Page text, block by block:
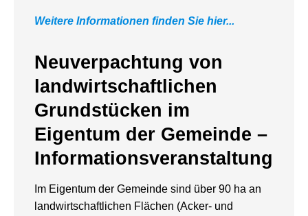
Weitere Informationen finden Sie hier...
Neuverpachtung von
landwirtschaftlichen
Grundstücken im
Eigentum der Gemeinde –
Informationsveranstaltung
Im Eigentum der Gemeinde sind über 90 ha an
landwirtschaftlichen Flächen (Acker- und